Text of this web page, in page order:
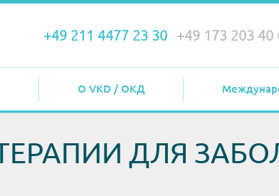
+49 211 4477 23 30 +49 173 203 40
О VKD / ОКД
ДЛЯ